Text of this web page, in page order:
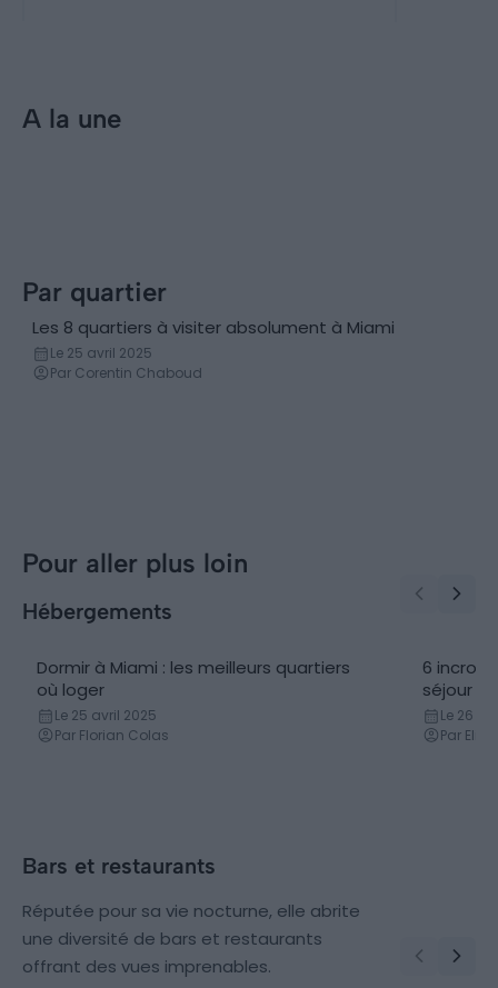
A la une
Par quartier
Les 8 quartiers à visiter absolument à Miami
Le 25 avril 2025
Par Corentin Chaboud
Pour aller plus loin
Hébergements
Conseils logement
Dormir à Miami : les meilleurs quartiers
où loger
Le 25 avril 2025
Par Florian Colas
Villa
6
séjour
Le 26
Par
Bars et restaurants
Réputée pour sa vie nocturne, elle abrite
une diversité de bars et restaurants
offrant des vues imprenables.